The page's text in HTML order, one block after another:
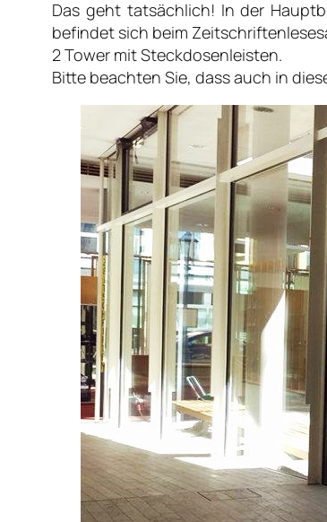
Das geht tatsächlich! In der
befindet sich beim
2 Tower mit Steckdosenleisten.
Bitte beachten Sie, dass auch in